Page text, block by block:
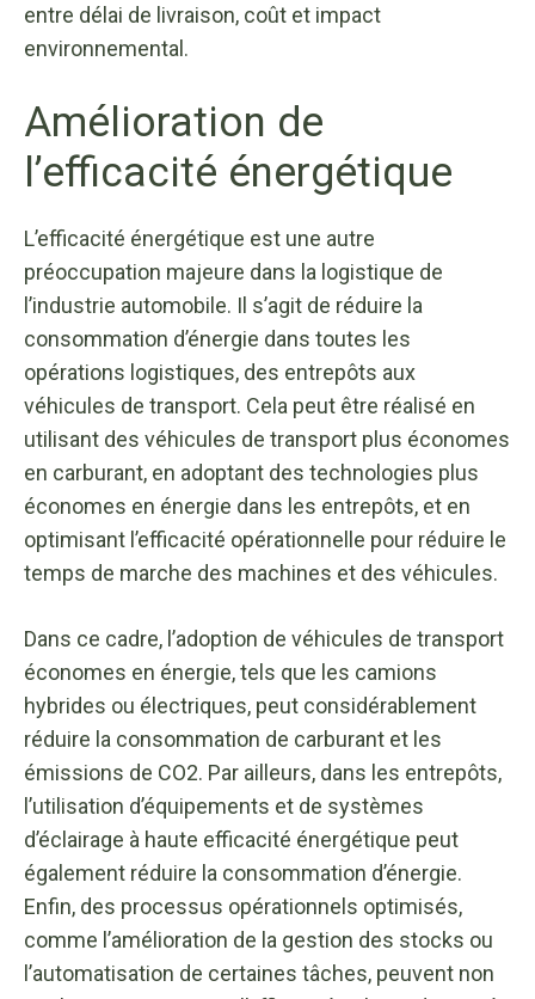
entre délai de livraison, coût et impact
environnemental.
Amélioration de
l’efficacité énergétique
L’efficacité énergétique est une autre
préoccupation majeure dans la logistique de
l’industrie automobile. Il s’agit de réduire la
consommation d’énergie dans toutes les
opérations logistiques, des entrepôts aux
véhicules de transport. Cela peut être réalisé en
utilisant des véhicules de transport plus économes
en carburant, en adoptant des technologies plus
économes en énergie dans les entrepôts, et en
optimisant l’efficacité opérationnelle pour réduire le
temps de marche des machines et des véhicules.
Dans ce cadre, l’adoption de véhicules de transport
économes en énergie, tels que les camions
hybrides ou électriques, peut considérablement
réduire la consommation de carburant et les
émissions de CO2. Par ailleurs, dans les entrepôts,
l’utilisation d’équipements et de systèmes
d’éclairage à haute efficacité énergétique peut
également réduire la consommation d’énergie.
Enfin, des processus opérationnels optimisés,
comme l’amélioration de la gestion des stocks ou
l’automatisation de certaines tâches, peuvent non